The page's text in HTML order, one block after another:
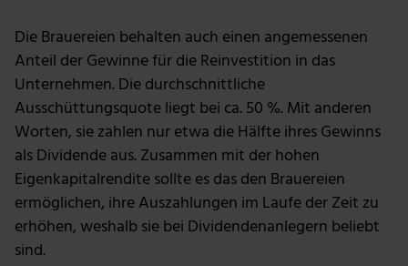
ihnen bereitgestellt hast oder die sie im Rahmen deiner
Nutzung der Dienste gesammelt haben.
Die Brauereien behalten auch einen angemessenen
Anteil der Gewinne für die Reinvestition in das
Unternehmen. Die durchschnittliche
Ausschüttungsquote liegt bei ca. 50 %. Mit anderen
Worten, sie zahlen nur etwa die Hälfte ihres Gewinns
als Dividende aus. Zusammen mit der hohen
Eigenkapitalrendite sollte es das den Brauereien
ermöglichen, ihre Auszahlungen im Laufe der Zeit zu
erhöhen, weshalb sie bei Dividendenanlegern beliebt
sind.